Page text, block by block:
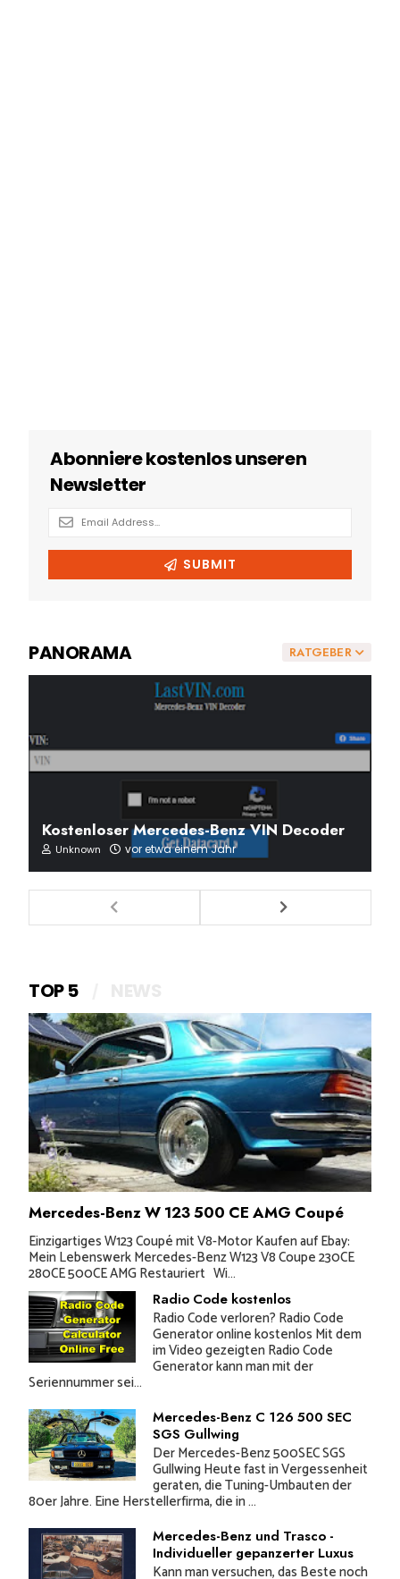
RATGEBER
PANORAMA
Kostenloser Mercedes-Benz VIN Decoder
Unknown vor etwa einem Jahr
TOP 5
Mercedes-Benz W 123 500 CE AMG Coupé
Einzigartiges W123 Coupé mit V8-Motor Kaufen auf Ebay:
Mein Lebenswerk Mercedes-Benz W123 V8 Coupe 230CE
280CE 500CE AMG Restauriert Wi...
Radio Code kostenlos
Radio Code verloren? Radio Code
Generator online kostenlos Mit dem
im Video gezeigten Radio Code
Generator kann man mit der
Seriennummer sei...
Mercedes-Benz C 126 500 SEC
SGS Gullwing
Der Mercedes-Benz 500SEC SGS
Gullwing Heute fast in Vergessenheit
geraten, die Tuning-Umbauten der
80er Jahre. Eine Herstellerfirma, die in ...
Mercedes-Benz und Trasco -
Individueller gepanzerter Luxus
Kann man versuchen, das Beste noch